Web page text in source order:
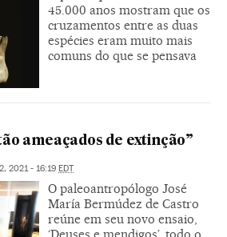
45.000 anos mostram que os
cruzamentos entre as duas
espécies eram muito mais
comuns do que se pensava
ameaçados de extinção”
2021 - 16:19 EDT
O paleoantropólogo José
María Bermúdez de Castro
reúne em seu novo ensaio,